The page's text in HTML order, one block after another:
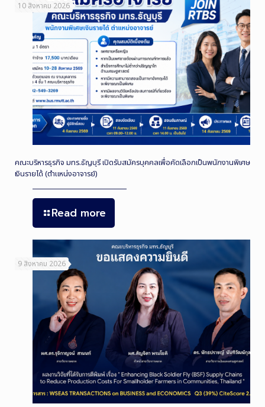
10 สิงหาคม 2026
คณะบริหารธุรกิจ มทร.ธัญบุรี เปิดรับสมัครบุคคลเพื่อคัดเลือกเป็นพนักงานพิเศษ
เงินรายได้ (ตำแหน่งอาจารย์)
Read more
9 สิงหาคม 2026